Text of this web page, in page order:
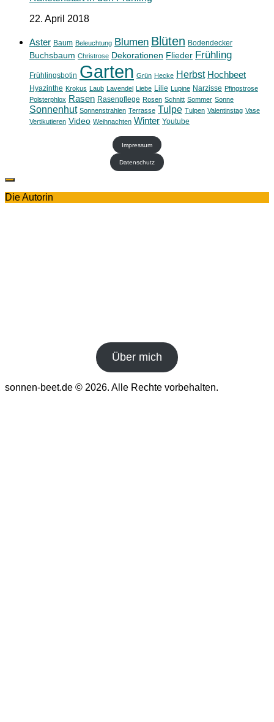
22. April 2018
Aster Baum Beleuchtung Blumen Blüten Bodendecker
Buchsbaum Christrose Dekorationen Flieder Frühling
Frühlingsbotin Garten Grün Hecke Herbst Hochbeet
Hyazinthe Krokus Laub Lavendel Liebe Lilie Lupine Narzisse Pfingstrose
Polsterphlox Rasen Rasenpflege Rosen Schnitt Sommer Sonne
Sonnenhut Sonnenstrahlen Terrasse Tulpe Tulpen Valentinstag Vase
Vertikutieren Video Weihnachten Winter Youtube
Impressum
Datenschutz
Die Autorin
Über mich
sonnen-beet.de © 2026. Alle Rechte vorbehalten.